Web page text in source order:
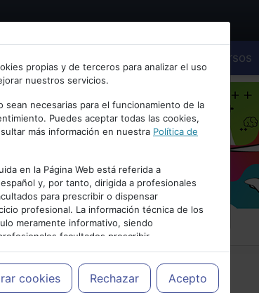
tu email.
Cancelar
Cursos
propias y de terceros para analizar el uso
nuestros servicios.
sean necesarias para el funcionamiento de la
Puedes aceptar todas las cookies,
más información en nuestra Política de
en la Página Web está referida a
y, por tanto, dirigida a profesionales
para prescribir o dispensar
profesional. La información técnica de los
meramente informativo, siendo
facultados prescribir
en cada caso concreto, el tratamiento más
del paciente.
cookies Rechazar Acepto
PUBLICIDAD